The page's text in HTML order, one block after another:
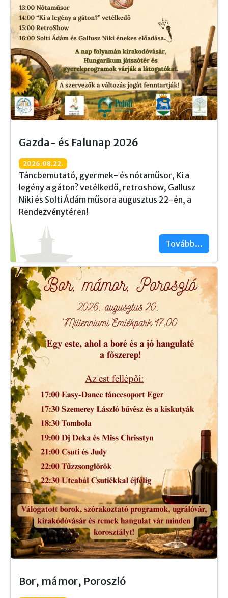
Gazda- és Falunap 2026
2026.08.22.
Táncbemutató, gyermek- és nótaműsor, Ki a
legény a gáton? vetélkedő, retroshow, Gallusz
Niki és Solti Ádám műsora augusztus 22-én, a
Rendezvénytéren!
Tovább...
Bor, mámor, Poroszló